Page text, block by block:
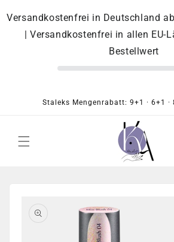
Versandkostenfrei in Deutschland ab
| Versandkostenfrei in allen EU-
Bestellwert
zum
Inhalt
Staleks Mengenrabatt: 9+1 · 6+1